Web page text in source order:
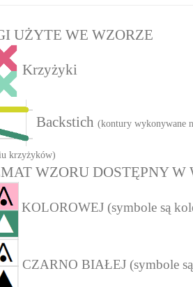
UŻYTE WE WZORZE
Krzyżyki
Backstich (kontury wykonywane
krzyżyków)
WZORU DOSTĘPNY W
KOLOROWEJ (symbole są
CZARNO BIAŁEJ (symbole są